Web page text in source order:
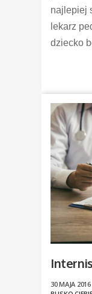
najlepiej
lekarz
dziecko
30 MAJA 2016